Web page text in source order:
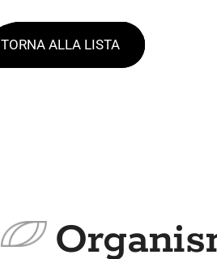
TORNA ALLA LISTA